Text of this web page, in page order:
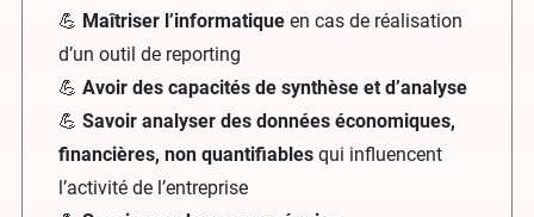
💪 Maîtriser l’informatique en cas de réalisation
d’un outil de reporting
💪 Avoir des capacités de synthèse et d’analyse
💪 Savoir analyser des données économiques,
financières, non quantifiables qui influencent
l’activité de l’entreprise